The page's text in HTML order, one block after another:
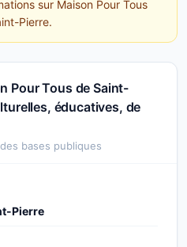
sur Maison Pour Tous
Pierre.
Pour Tous de Saint-
éducatives, de
bases publiques
Pierre